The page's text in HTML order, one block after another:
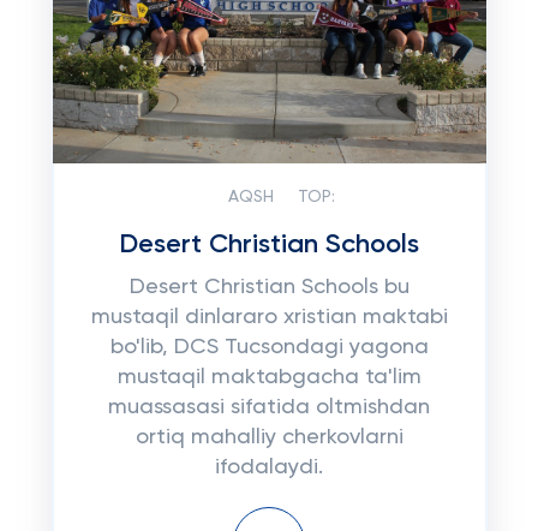
AQSH TOP:
Desert Christian Schools
Desert Christian Schools bu
mustaqil dinlararo xristian maktabi
bo'lib, DCS Tucsondagi yagona
mustaqil maktabgacha ta'lim
muassasasi sifatida oltmishdan
ortiq mahalliy cherkovlarni
ifodalaydi.